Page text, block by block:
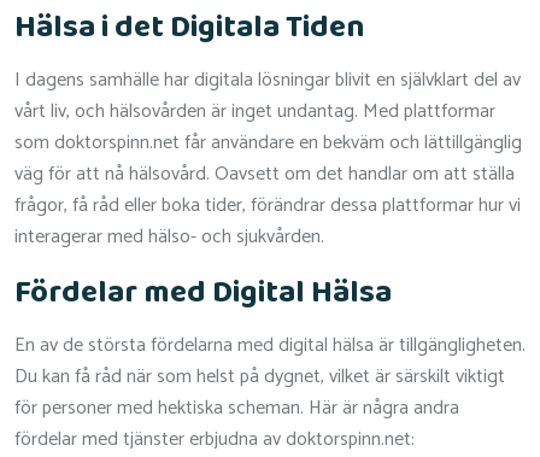
Hälsa i det Digitala Tiden
I dagens samhälle har digitala lösningar blivit en självklart del av
vårt liv, och hälsovården är inget undantag. Med plattformar
som doktorspinn.net får användare en bekväm och lättillgänglig
väg för att nå hälsovård. Oavsett om det handlar om att ställa
frågor, få råd eller boka tider, förändrar dessa plattformar hur vi
interagerar med hälso- och sjukvården.
Fördelar med Digital Hälsa
En av de största fördelarna med digital hälsa är tillgängligheten.
Du kan få råd när som helst på dygnet, vilket är särskilt viktigt
för personer med hektiska scheman. Här är några andra
fördelar med tjänster erbjudna av doktorspinn.net: